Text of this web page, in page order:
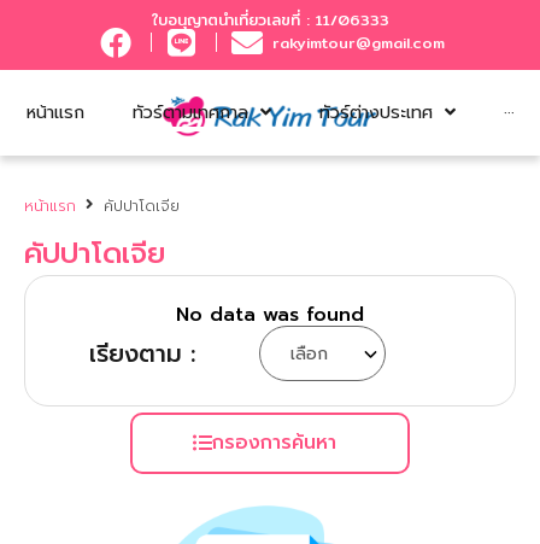
ใบอนุญาตนำเที่ยวเลขที่ : 11/06333
rakyimtour@gmail.com
หน้าแรก ทัวร์ตามเทศกาล ทัวร์ต่างประเทศ ···
หน้าแรก คัปปาโดเจีย
คัปปาโดเจีย
No data was found
เรียงตาม :
กรองการค้นหา